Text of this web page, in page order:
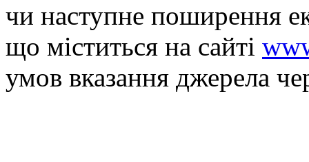
чи наступне поширення
що мiститься на сайті
умов вказання джерела